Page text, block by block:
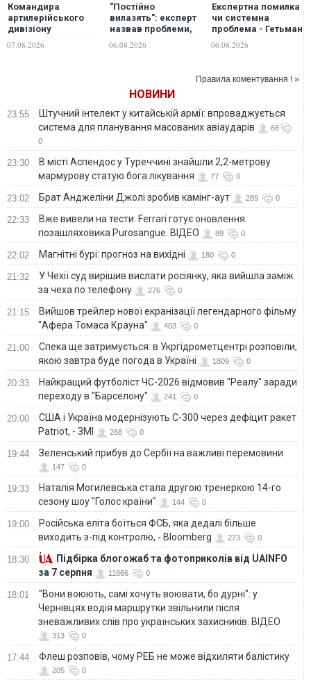
Командира
артилерійського
дивізіону
продажу понад 100
07.08.2026
"Постійно
вилазять": експерт
назвав проблеми,
армії за Сирського
06.08.2026
Eкспертна помилка
чи системна
проблема - Гетьман
поза
06.08.2026
Правила коментування ! »
НОВИНИ
23:55
Штучний інтелект у китайській армії: впроваджується
система для планування масованих авіаударів
66
0
23:30
В місті Аспендос у Туреччині знайшли 2,2-метрову
мармурову статую бога лікування
77 0
23:02 Брат Анджеліни Джолі зробив камінг-аут 289 0
22:33
Вже вивели на тести: Ferrari готує оновлення
позашляховика Purosangue. ВІДЕО
89 0
22:02 Магнітні бурі: прогноз на вихідні 180 0
21:32
У Чехії суд вирішив вислати росіянку, яка вийшла заміж
за чеха по телефону
276 0
21:15
Вийшов трейлер нової екранізації легендарного фільму
"Афера Томаса Крауна"
403 0
21:00
Спека ще затримується: в Укргідрометцентрі розповіли,
якою завтра буде погода в Україні
1809 0
20:33
Найкращий футболіст ЧС-2026 відмовив "Реалу" заради
переходу в "Барселону"
241 0
20:00
США і Україна модернізують С-300 через дефіцит ракет
Patriot, - ЗМІ
268 0
19:44 Зеленський прибув до Сербії на важливі перемовини
147 0
19:33
Наталія Могилевська стала другою тренеркою 14-го
сезону шоу "Голос країни"
144 0
19:00
Російська еліта боїться ФСБ, яка дедалі більше
виходить з-під контролю, - Bloomberg
273 0
18:30
Підбірка блогожаб та фотоприколів від UAINFO
за 7 серпня
11866 0
18:01
"Вони воюють, самі хочуть воювати, бо дурні": у
Чернівцях водія маршрутки звільнили після
зневажливих слів про українських захисників. ВІДЕО
313 0
17:44 Флеш розповів, чому РЕБ не може відхиляти балістику
205 0